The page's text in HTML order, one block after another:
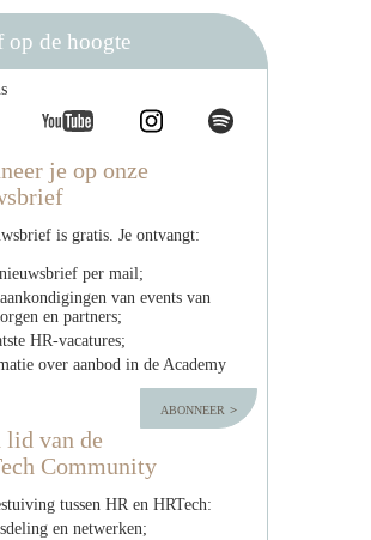
de hoogte
je op onze
is gratis. Je ontvangt:
per mail;
van events van
en partners;
HR-vacatures;
over aanbod in de Academy
abonneer
lid van de
Community
tussen HR en HRTech:
en netwerken;